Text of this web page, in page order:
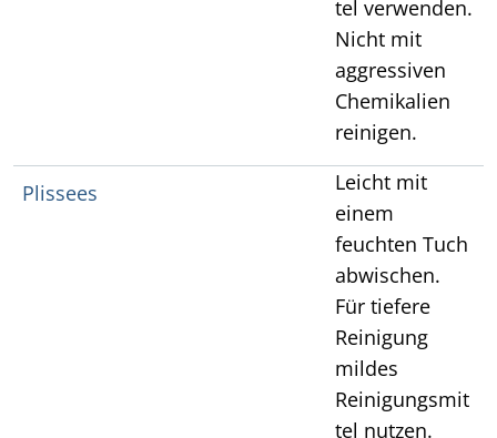
tel verwenden.
Nicht mit
aggressiven
Chemikalien
reinigen.
Plissees
Leicht mit
einem
feuchten Tuch
abwischen.
Für tiefere
Reinigung
mildes
Reinigungsmit
tel nutzen.